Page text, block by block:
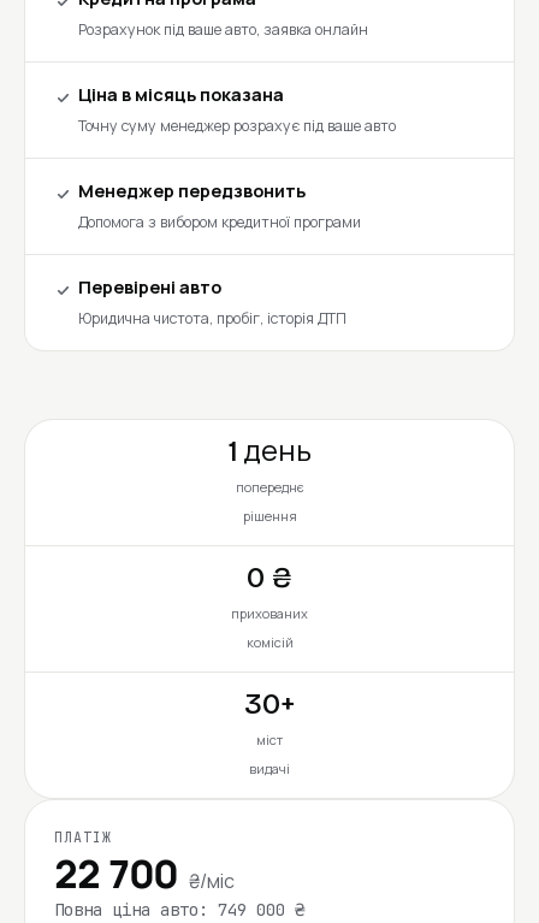
Розрахунок під ваше авто, заявка онлайн
Ціна в місяць показана
Точну суму менеджер розрахує під ваше авто
Менеджер передзвонить
Допомога з вибором кредитної програми
Перевірені авто
Юридична чистота, пробіг, історія ДТП
1 день
попереднє
рішення
0 ₴
прихованих
комісій
30+
міст
видачі
ПЛАТІЖ
22 700 ₴/міс
Повна ціна авто: 749 000 ₴